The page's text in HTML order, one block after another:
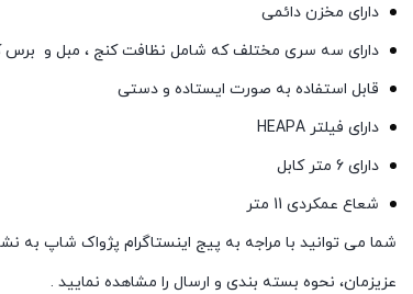
دارای مخزن دائمی
دارای سه سری مختلف که شامل نظافت کنج ، مبل و
قابل استفاده به صورت ایستاده و دستی
دارای فیلتر HEAPA
دارای 6 متر کابل
شعاع عمکردی 11 متر
شما می توانید با مراجه به پیج اینستاگرام پژواک شاپ به
عزیزمان، نحوه بسته بندی و ارسال را مشاهده نمایید .